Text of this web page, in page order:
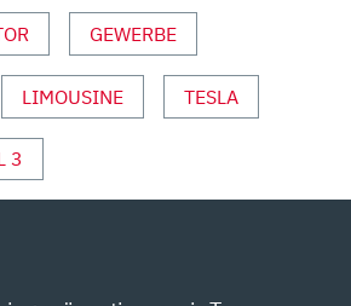
GEWERBE
LIMOUSINE TESLA
3